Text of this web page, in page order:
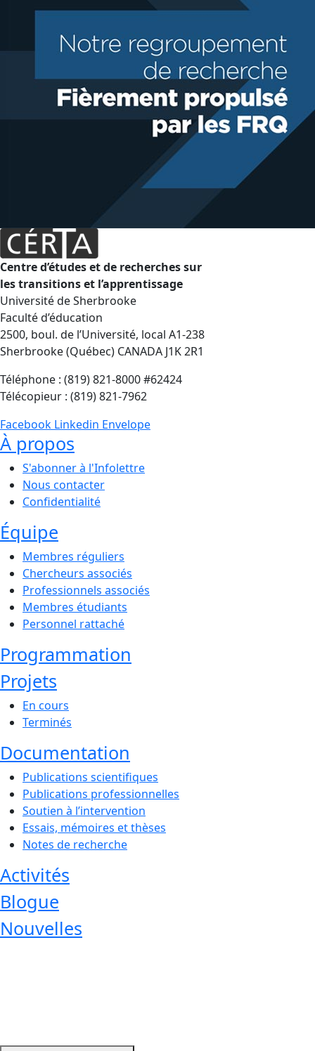
Centre d’études et de recherches sur
les transitions et l’apprentissage
Université de Sherbrooke
Faculté d’éducation
2500, boul. de l’Université, local A1-238
Sherbrooke (Québec) CANADA J1K 2R1
Téléphone : (819) 821-8000 #62424
Télécopieur : (819) 821-7962
Facebook Linkedin Envelope
À propos
S'abonner à l'Infolettre
Nous contacter
Confidentialité
Équipe
Membres réguliers
Chercheurs associés
Professionnels associés
Membres étudiants
Personnel rattaché
Programmation
Projets
En cours
Terminés
Documentation
Publications scientifiques
Publications professionnelles
Soutien à l’intervention
Essais, mémoires et thèses
Notes de recherche
Activités
Blogue
Nouvelles